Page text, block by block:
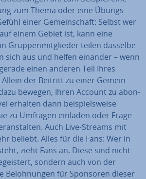
zum Thema oder eine Übungs­
einer Ge­mein­schaft: Selbst wer
einem Gebiet ist, kann eine
Grup­pen­mit­glie­der teilen dasselbe
sich aus und helfen einander – wenn
einen anderen Teil Ihres
der Beitritt zu einer Ge­mein­
bewegen, Ihren Account zu abon­
erhalten dann bei­spiels­wei­se
zu Umfragen einladen oder Frage-
Auch Live-Streams mit
beliebt. Alles für die Fans: Wer in
zieht Fans an. Diese sind nicht
sondern auch von der
Be­loh­nun­gen für Sponsoren dieser